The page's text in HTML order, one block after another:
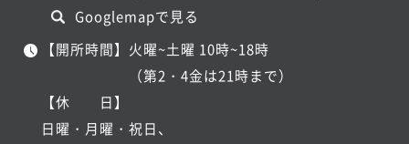
Googlemapで見る
【開所時間】火曜~土曜 10時~18時
（第2・4金は21時まで）
【休 日】
日曜・月曜・祝日、